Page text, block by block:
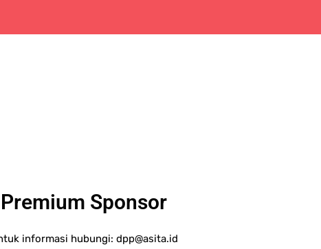
Premium Sponsor
informasi hubungi: dpp@asita.id